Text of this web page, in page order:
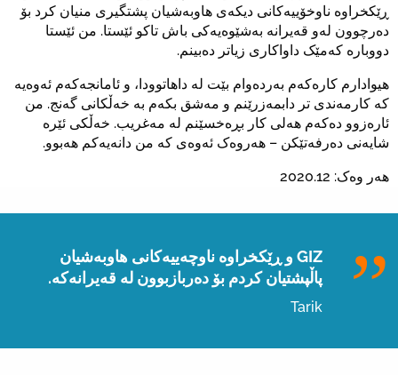
ڕێکخراوە ناوخۆییەکانی دیکەی هاوبەشیان پشتگیری منیان کرد بۆ
دەرچوون لەو قەیرانە بەشێوەیەکی باش تاکو ئێستا. من ئێستا
دووبارە کەمێک داواکاری زیاتر دەبینم.
هیوادارم کارەکەم بەردەوام بێت لە داهاتوودا، و ئامانجەکەم ئەوەیە
کە کارمەندی تر دابمەزرێنم و مەشق بکەم بە خەڵکانی گەنج. من
ئارەزوو دەکەم هەلی کار بڕەخسێنم لە مەغریب. خەڵکی ئێرە
شایەنی دەرفەتێکن – هەروەک ئەوەی کە من دانەیەکم هەبوو.
هەر وەک: 2020.12
GIZ و ڕێکخراوە ناوچەییەکانی هاوبەشیان
پاڵپشتیان کردم بۆ دەربازبوون لە قەیرانەکە.
Tarik